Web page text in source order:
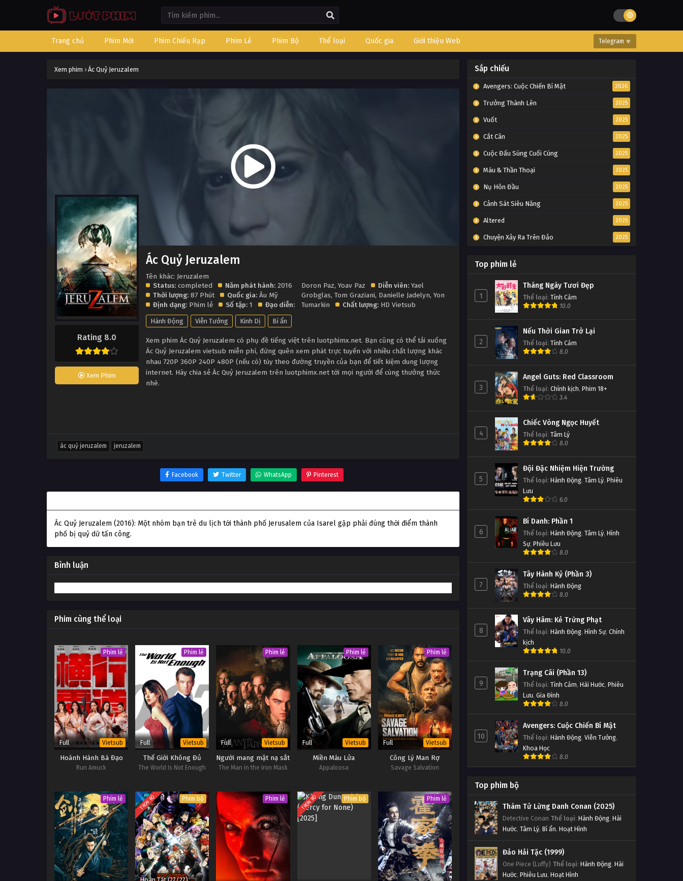
Trang chủ Phim Mới Phim Chiếu Rạp Phim Lẻ Phim Bộ Thể loại Quốc gia Giới thiệu Web Telegram ☣
Xem phim › Ác Quỷ Jeruzalem
Rating 8.0
Xem Phim
Ác Quỷ Jeruzalem
Tên khác: Jeruzalem
Status: completed Năm phát hành: 2016
Thời lượng: 87 Phút Quốc gia: Âu Mỹ
Định dạng: Phim lẻ Số tập: 1 Đạo diễn:
Doron Paz, Yoav Paz Diễn viên: Yael
Grobglas, Tom Graziani, Danielle Jadelyn, Yon
Tumarkin
Chất lượng: HD Vietsub
Hành Động Viễn Tưởng Kinh Dị Bí ẩn
Xem phim Ác Quỷ Jeruzalem có phụ đề tiếng việt trên luotphimx.net. Bạn cũng có thể tải xuống
Ác Quỷ Jeruzalem vietsub miễn phí, đừng quên xem phát trực tuyến với nhiều chất lượng khác
nhau 720P 360P 240P 480P (nếu có) tùy theo đường truyền của bạn để tiết kiệm dung lượng
internet. Hãy chia sẻ Ác Quỷ Jeruzalem trên luotphimx.net tới mọi người để cùng thưởng thức
nhé.
ác quỷ jeruzalem jeruzalem
Facebook Twitter WhatsApp Pinterest
Ác Quỷ Jeruzalem (2016): Một nhóm bạn trẻ du lịch tới thành phố Jerusalem của Isarel gặp phải đúng thời điểm thành
phố bị quỷ dữ tấn công.
Bình luận
Phim cùng thể loại
Phim lẻ
Full Vietsub
Hoành Hành Bá Đạo
Run Amuck
Phim lẻ
Full Vietsub
Thế Giới Không Đủ
The World Is Not Enough
Phim lẻ
Full Vietsub
Người mang mặt nạ sắt
The Man in the Iron Mask
Phim lẻ
Full Vietsub
Miền Máu Lửa
Appaloosa
Phim lẻ
Full Vietsub
Công Lý Man Rợ
Savage Salvation
Phim lẻ TRỌN BỘ Phim bộ Phim lẻ TRỌN BỘ Phim bộ Phim lẻ
Sắp chiếu
Avengers: Cuộc Chiến Bí Mật 2026
Trưởng Thành Lên 2025
Vuốt 2025
Cắt Cân 2025
Cuộc Đấu Súng Cuối Cùng 2025
Máu & Thần Thoại 2025
Nụ Hôn Đầu 2025
Cảnh Sát Siêu Năng 2025
Altered 2025
Chuyện Xảy Ra Trên Đảo 2025
Top phim lẻ
1
Tháng Ngày Tươi Đẹp
Thể loại: Tình Cảm
10.0
2
Nếu Thời Gian Trở Lại
Thể loại: Tình Cảm
8.0
3
Angel Guts: Red Classroom
Thể loại: Chính kịch, Phim 18+
3.4
4
Chiếc Vòng Ngọc Huyết
Thể loại: Tâm Lý
8.0
5
Đội Đặc Nhiệm Hiện Trường
Thể loại: Hành Động, Tâm Lý, Phiêu
Lưu
6.0
6
Bí Danh: Phần 1
Thể loại: Hành Động, Tâm Lý, Hình
Sự, Phiêu Lưu
8.0
7
Tây Hành Kỷ (Phần 3)
Thể loại: Hành Động
8.0
8
Vây Hãm: Kẻ Trừng Phạt
Thể loại: Hành Động, Hình Sự, Chính
kịch
10.0
9
Trạng Cãi (Phần 13)
Thể loại: Tình Cảm, Hài Hước, Phiêu
Lưu, Gia Đình
8.0
10
Avengers: Cuộc Chiến Bí Mật
Thể loại: Hành Động, Viễn Tưởng,
Khoa Học
8.0
Top phim bộ
Thám Tử Lừng Danh Conan (2025)
Detective Conan Thể loại: Hành Động, Hài
Hước, Tâm Lý, Bí ẩn, Hoạt Hình
Đảo Hải Tặc (1999)
One Piece (Luffy) Thể loại: Hành Động, Hài
Hước, Phiêu Lưu, Hoạt Hình